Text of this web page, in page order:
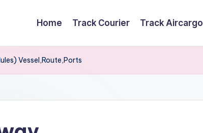
Home Track Courier Track Aircargo
Vessel,Route,Ports